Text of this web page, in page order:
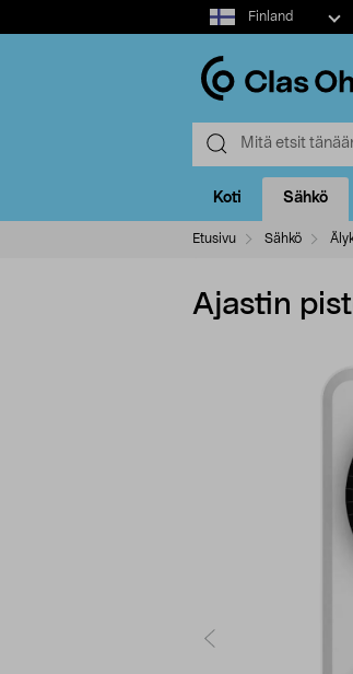
Select
market
Finland
Koti Sähkö
Etusivu Sähkö
Ajastin